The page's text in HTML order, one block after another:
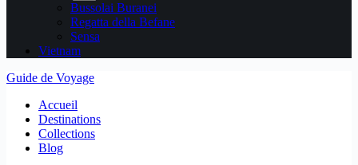
Bussolai Buranei
Regatta della Befane
Sensa
Vietnam
Guide de Voyage
Accueil
Destinations
Collections
Blog